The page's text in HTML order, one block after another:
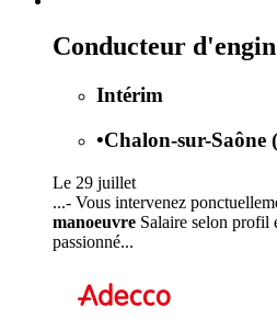
Conducteur
Intérim
•Chalon-sur-Saône
Le 29 juillet
...- Vous intervenez
manoeuvre Salaire selon profil
passionné...